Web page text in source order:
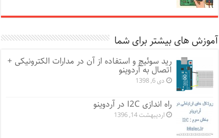
آموزش های بیشتر برای شما
رید سوئیچ‌ و استفاده از آن در مدارات الکترونیکی +
اتصال به آردوینو
دی 6, 1398
راه اندازی I2C در آردوینو
اردیبهشت 14, 1396